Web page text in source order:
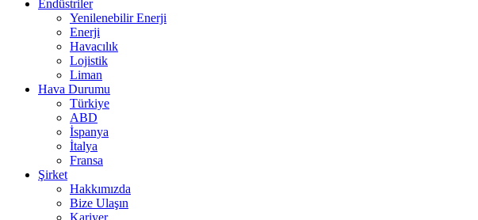
Endüstriler
Yenilenebilir Enerji
Enerji
Havacılık
Lojistik
Liman
Hava Durumu
Türkiye
ABD
İspanya
İtalya
Fransa
Şirket
Hakkımızda
Bize Ulaşın
Kariyer